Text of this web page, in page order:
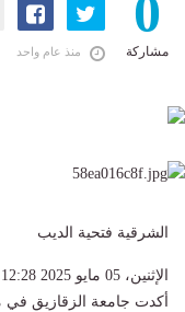
0
مشاركة منذ عام واحد
الشرقية فتحية الديب
الإثنين، 05 مايو 2025 12:28 م
أكدت جامعة الزقازيق في